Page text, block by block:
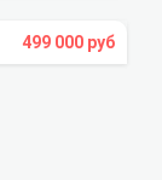
499 000 руб